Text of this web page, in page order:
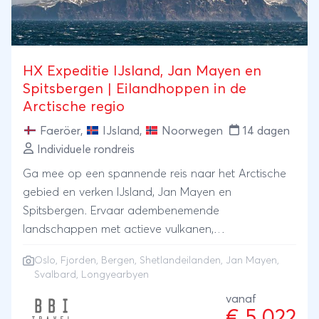
HX Expeditie IJsland, Jan Mayen en
Spitsbergen | Eilandhoppen in de
Arctische regio
Faeröer, IJsland, Noorwegen
14 dagen
Individuele rondreis
Ga mee op een spannende reis naar het Arctische
gebied en verken IJsland, Jan Mayen en
Spitsbergen. Ervaar adembenemende
landschappen met actieve vulkanen,
gletsjers en de ongerepte wildernis. Eilandhoppen in
het sfeervolle Bergen, waarna u koers zet naar de
Oslo, Fjorden, Bergen, Shetlandeilanden, Jan Mayen,
Svalbard, Longyearbyen
vanaf